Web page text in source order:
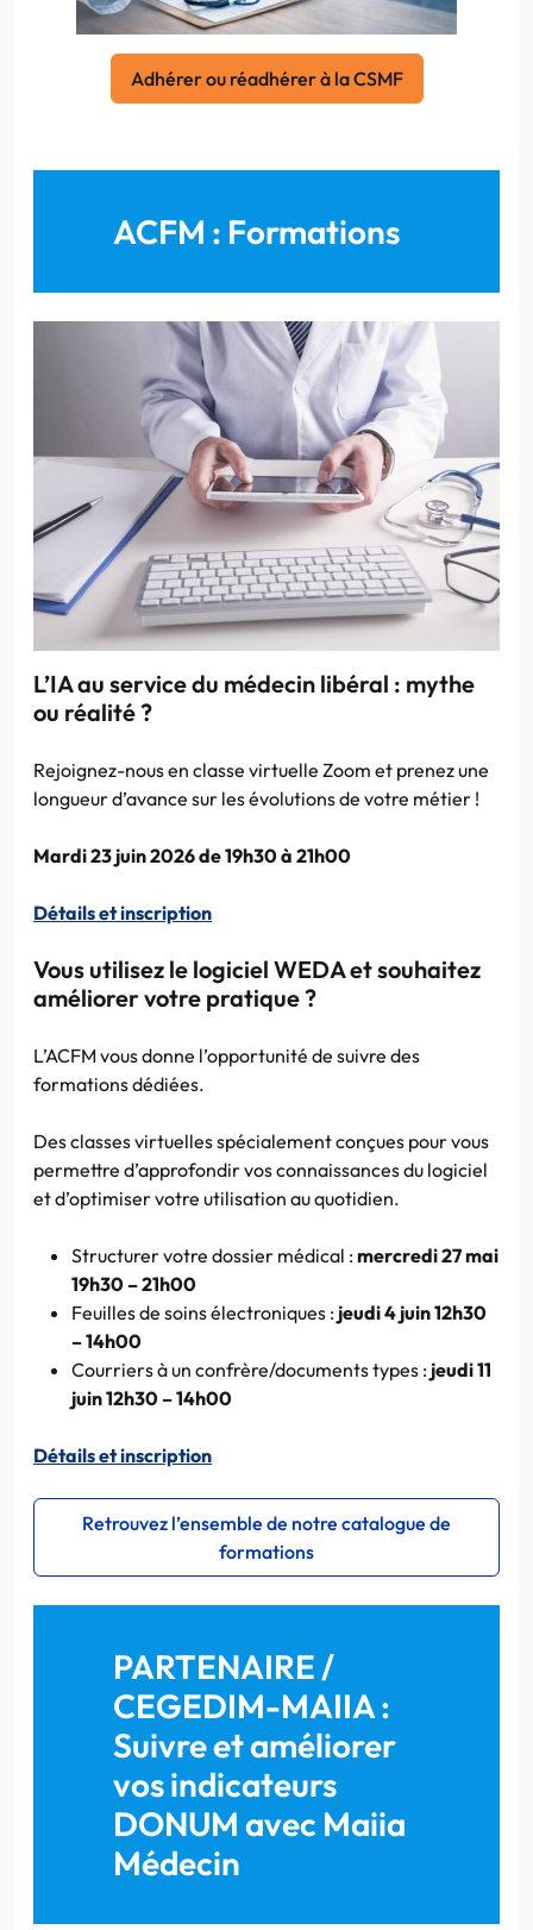
Adhérer ou réadhérer à la CSMF
ACFM : Formations
L’IA au service du médecin libéral : mythe
ou réalité ?
Rejoignez-nous en classe virtuelle Zoom et prenez une
longueur d’avance sur les évolutions de votre métier !
Mardi 23 juin 2026 de 19h30 à 21h00
Détails et inscription
Vous utilisez le logiciel WEDA et souhaitez
améliorer votre pratique ?
L’ACFM vous donne l’opportunité de suivre des
formations dédiées.
Des classes virtuelles spécialement conçues pour vous
permettre d’approfondir vos connaissances du logiciel
et d’optimiser votre utilisation au quotidien.
Structurer votre dossier médical :mercredi 27 mai
19h30 – 21h00
Feuilles de soins électroniques : jeudi 4 juin 12h30
– 14h00
Courriers à un confrère/documents types : jeudi 11
juin 12h30 – 14h00
Détails et inscription
Retrouvez l’ensemble de notre catalogue de
formations
PARTENAIRE /
CEGEDIM-MAIIA :
Suivre et améliorer
vos indicateurs
DONUM avec Maiia
Médecin